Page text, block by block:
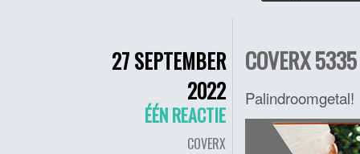
27 SEPTEMBER
2022
ÉÉN REACTIE
COVERX
COVERX
Palindroomgetal!